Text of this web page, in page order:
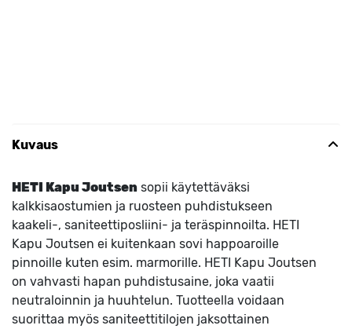
Kuvaus
HETI Kapu Joutsen sopii käytettäväksi
kalkkisaostumien ja ruosteen puhdistukseen
kaakeli-, saniteettiposliini- ja teräspinnoilta. HETI
Kapu Joutsen ei kuitenkaan sovi happoaroille
pinnoille kuten esim. marmorille. HETI Kapu Joutsen
on vahvasti hapan puhdistusaine, joka vaatii
neutraloinnin ja huuhtelun. Tuotteella voidaan
suorittaa myös saniteettitilojen jaksottainen